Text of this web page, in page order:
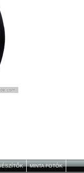
MINTA FOTÓK